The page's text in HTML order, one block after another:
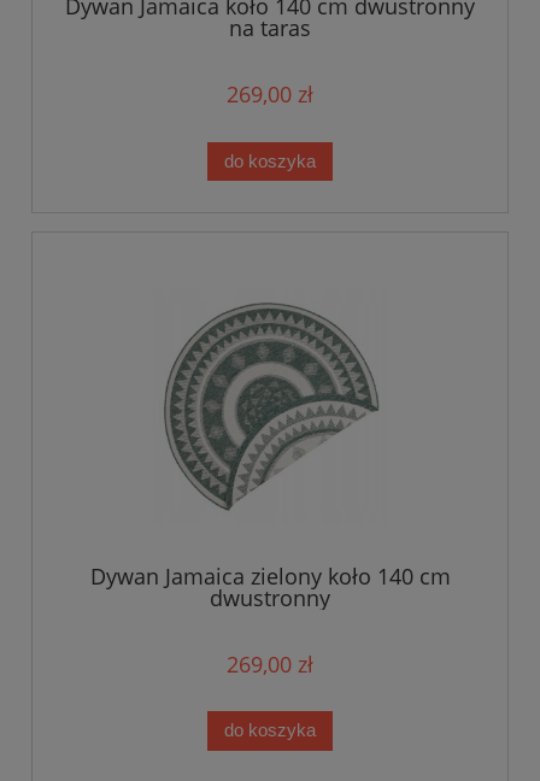
Dywan Jamaica koło 140 cm dwustronny
na taras
269,00 zł
do koszyka
Dywan Jamaica zielony koło 140 cm
dwustronny
269,00 zł
do koszyka